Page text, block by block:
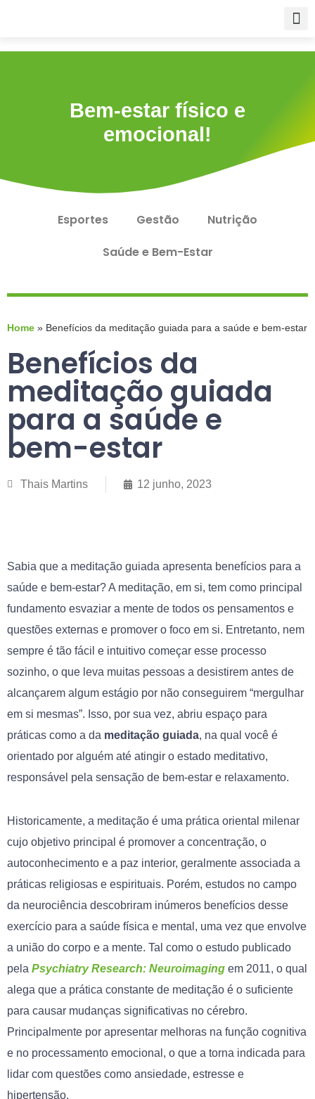
Bem-estar físico e
emocional!
Esportes Gestão
Nutrição
Saúde e Bem-Estar
Home » Benefícios da meditação guiada para a saúde e bem-estar
Benefícios da
meditação guiada
para a saúde e
bem-estar
Thais Martins 12 junho, 2023
Sabia que a meditação guiada apresenta benefícios para a
saúde e bem-estar? A meditação, em si, tem como principal
fundamento esvaziar a mente de todos os pensamentos e
questões externas e promover o foco em si. Entretanto, nem
sempre é tão fácil e intuitivo começar esse processo
sozinho, o que leva muitas pessoas a desistirem antes de
alcançarem algum estágio por não conseguirem “mergulhar
em si mesmas”. Isso, por sua vez, abriu espaço para
práticas como a da meditação guiada, na qual você é
orientado por alguém até atingir o estado meditativo,
responsável pela sensação de bem-estar e relaxamento.
Historicamente, a meditação é uma prática oriental milenar
cujo objetivo principal é promover a concentração, o
autoconhecimento e a paz interior, geralmente associada a
práticas religiosas e espirituais. Porém, estudos no campo
da neurociência descobriram inúmeros benefícios desse
exercício para a saúde física e mental, uma vez que envolve
a união do corpo e a mente. Tal como o estudo publicado
pela Psychiatry Research: Neuroimaging em 2011, o qual
alega que a prática constante de meditação é o suficiente
para causar mudanças significativas no cérebro.
Principalmente por apresentar melhoras na função cognitiva
e no processamento emocional, o que a torna indicada para
lidar com questões como ansiedade, estresse e
hipertensão.